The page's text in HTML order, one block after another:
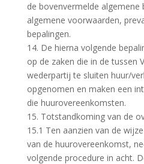
de bovenvermelde algemene
algemene voorwaarden,
bepalingen.
14. De hierna volgende
op de zaken die in de tussen
wederpartij te sluiten huur/
opgenomen en maken een
die huurovereenkomsten.
15. Totstandkoming van de
15.1 Ten aanzien van de
van de huurovereenkomst,
volgende procedure in acht.